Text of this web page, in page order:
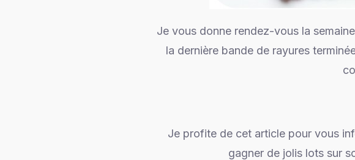
Je vous donne rendez-vous la
la dernière bande de rayures
Je profite de cet article pour vous
gagner de jolis lots sur